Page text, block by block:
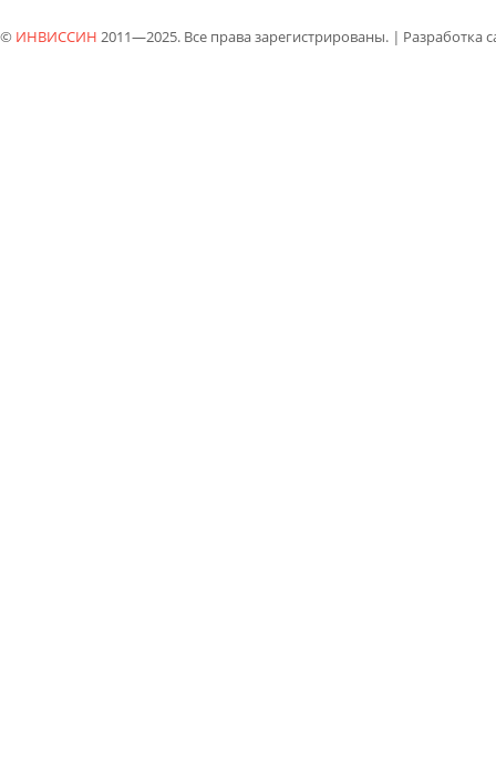
© ИНВИССИН 2011—2025. Все права зарегистрированы. | Разработка